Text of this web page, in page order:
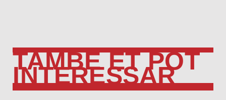
TAMBÉ ET POT
INTERESSAR